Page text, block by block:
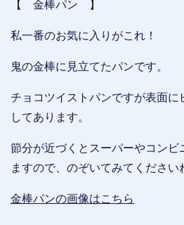
【 金棒パン 】
私一番のお気に入りがこれ！
鬼の金棒に見立てたパンです。
チョコツイストパンですが表面に
してあります。
節分が近づくとスーパーやコンビ
ますので、のぞいてみてください
金棒パンの画像はこちら